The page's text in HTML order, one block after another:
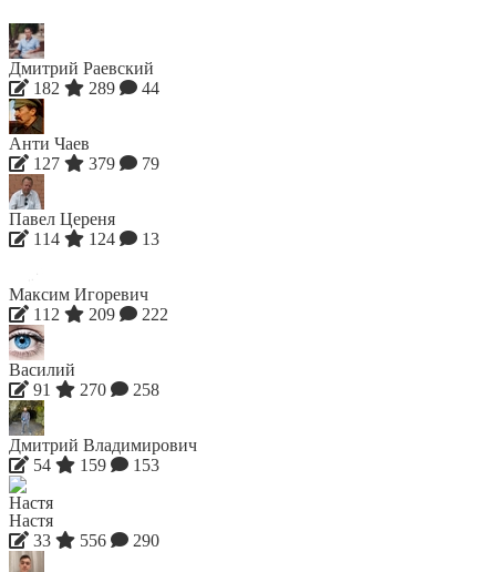
Дмитрий Раевский
182
289 44
Анти Чаев
127
379 79
Павел Цереня
114
124 13
Максим Игоревич
112
209 222
Василий
91
270 258
Дмитрий Владимирович
54
159 153
Настя
33
556 290